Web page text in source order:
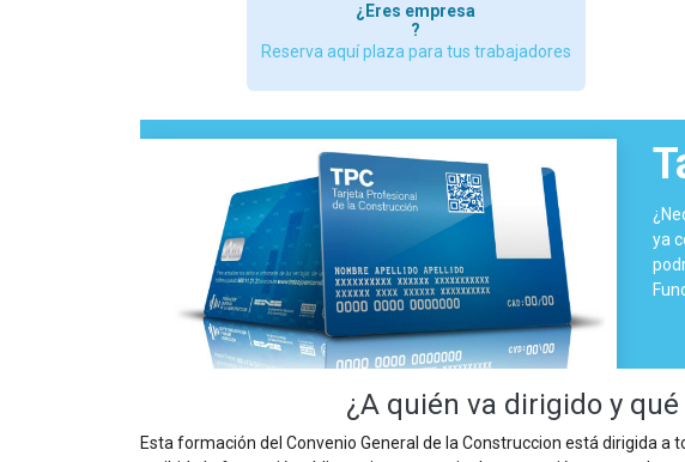
¿Eres empresa
?
Reserva aquí plaza para tus trabajadores
ya
¿A quién va dirigido y
Esta formación del Convenio General de la Construccion está dirigida